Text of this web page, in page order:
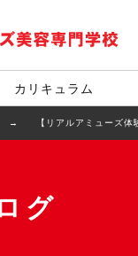
カリキュラム
【リアルアミューズ
グ